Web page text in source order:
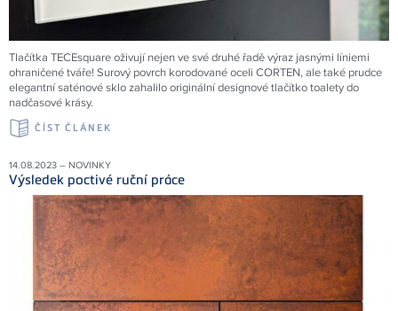
Tlačítka TECEsquare oživují nejen ve své druhé řadě výraz jasnými líniemi
ohraničené tváře! Surový povrch korodované oceli CORTEN, ale také prudce
elegantní saténové sklo zahalilo originální designové tlačítko toalety do
nadčasové krásy.
ČÍST ČLÁNEK
14.08.2023 – NOVINKY
Výsledek poctivé ruční práce